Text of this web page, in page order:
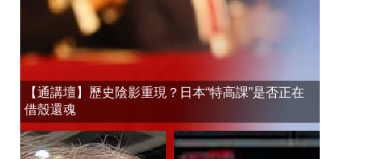
【通講壇】歷史陰影重現？日本“特高課”是否正在
借殼還魂